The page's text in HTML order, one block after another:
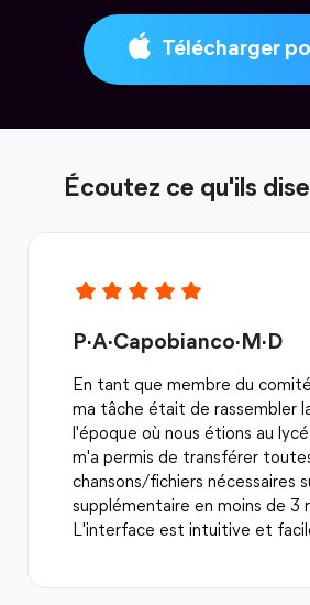
Télécharger
Écoutez ce qu'ils
P·A·Capobianco·M·D
En tant que membre du
ma tâche était de rassembler
l'époque où nous étions au
m'a permis de transférer
chansons/fichiers nécessaires
supplémentaire en moins de 3
L'interface est intuitive et